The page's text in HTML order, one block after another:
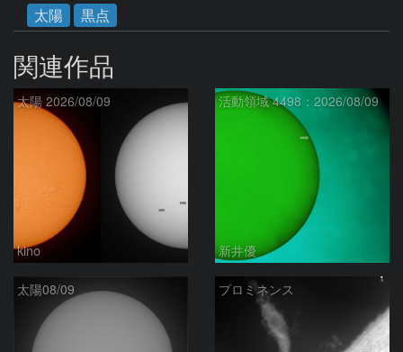
太陽
黒点
関連作品
太陽 2026/08/09
kino
活動領域 4498：2026/08/09
新井優
太陽08/09 プロミネンス